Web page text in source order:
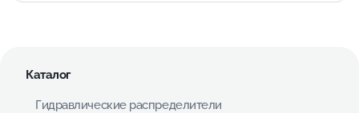
Каталог
Гидравлические распределители